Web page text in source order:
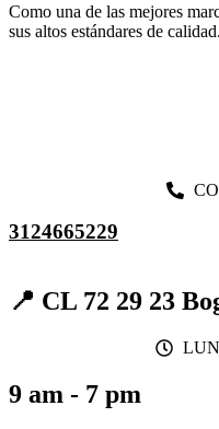
Como una de las mejores
sus altos estándares de calidad.
3124665229
📍 CL 72 29 23
9 am - 7 pm